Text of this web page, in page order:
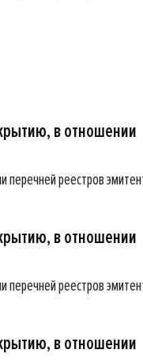
в отношении
реестров
в отношении
реестров
в отношении